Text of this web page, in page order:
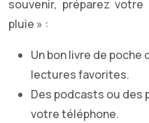
souvenir, préparez
pluie » :
Un bon livre de
lectures favorites.
Des podcasts ou
votre téléphone.